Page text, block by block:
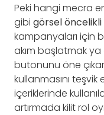
Peki hangi mecra
gibi görsel
kampanyaları için
akım başlatmak
butonunu öne
kullanmasını
içeriklerinde
artırmada kilit rol